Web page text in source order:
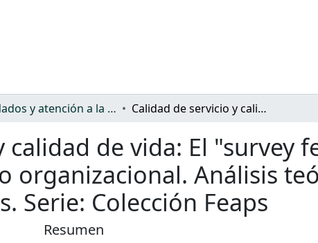
Cuidados y atención a la dependencia Calidad de servicio y calidad de vida: El "survey feedback" como estrategia de cambio organizacional. Análisis teórico-conceptual y resultados empíricos. Serie: Colección Feaps
calidad de vida: El "survey
organizacional. Análisis
Serie: Colección Feaps
Resumen